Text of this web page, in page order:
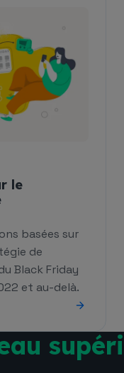
le
basées sur
de
Black Friday
et au-delà.